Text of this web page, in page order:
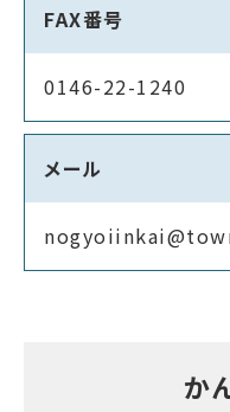
FAX番号
0146-22-1240
メール
か